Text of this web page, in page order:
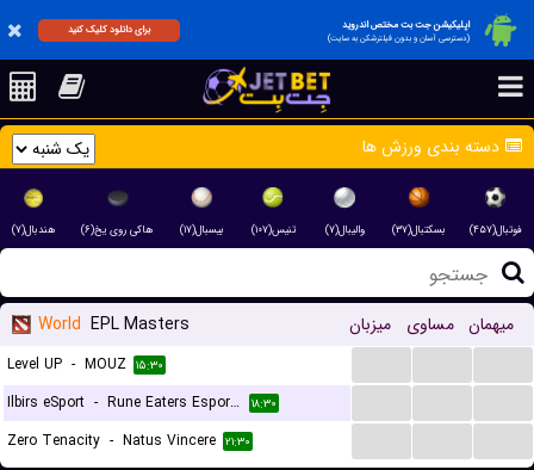
اپلیکیشن جت بت مختص اندروید
(دسترسی آسان و بدون فیلترشکن به سایت)
برای دانلود کلیک کنید
دسته بندی ورزش ها
فوتبال(۴۵۷) بسکتبال(۳۷) والیبال(۷) تنیس(۱۰۷) بیسبال(۱۷) هاکی روی یخ(۶) هندبال(۷)
World EPL Masters میزبان مساوی میهمان
Level UP - MOUZ ۱۵:۳۰
Ilbirs eSport - Rune Eaters Esports ۱۸:۳۰
Zero Tenacity - Natus Vincere ۲۱:۳۰